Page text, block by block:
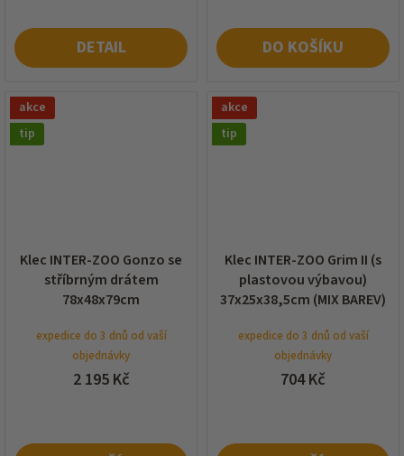
DETAIL DO KOŠÍKU
akce
tip
Klec INTER-ZOO Gonzo se
stříbrným drátem
78x48x79cm
expedice do 3 dnů od vaší
objednávky
2 195 Kč
akce
tip
Klec INTER-ZOO Grim II (s
plastovou výbavou)
37x25x38,5cm (MIX BAREV)
expedice do 3 dnů od vaší
objednávky
704 Kč